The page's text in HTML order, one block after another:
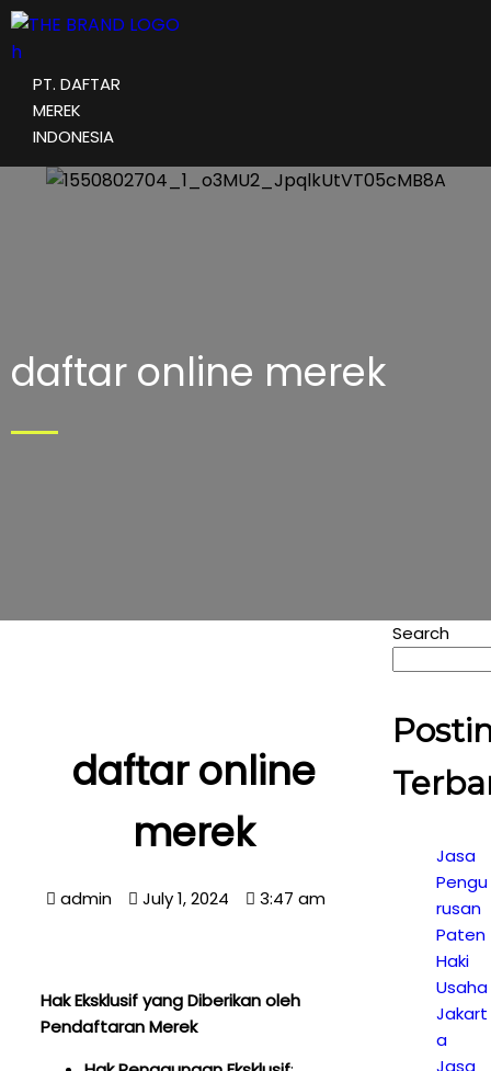
PT. DAFTAR
MEREK
INDONESIA
daftar online merek
daftar online
merek
admin July 1, 2024 3:47 am
Hak Eksklusif yang Diberikan oleh
Pendaftaran Merek
Search
Jasa
Pengu
rusan
Paten
Haki
Usaha
Jakart
a
Jasa